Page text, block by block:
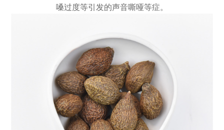
嗓过度等引发的声音嘶哑等症。